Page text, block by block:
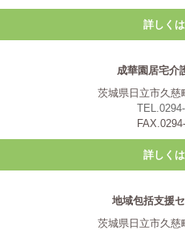
詳しく
成華園居宅介
茨城県日立市久慈
詳しく
地域包括支援
茨城県日立市久慈